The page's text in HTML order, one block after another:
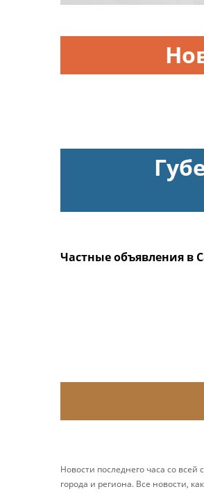
Частные объявления в
Новости последнего часа со
города и региона. Все новости,